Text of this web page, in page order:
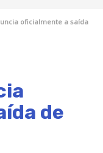
oficialmente a saída
de